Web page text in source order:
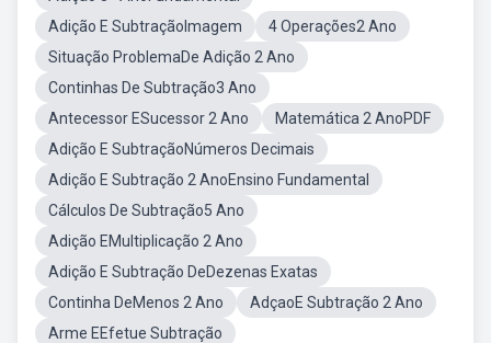
Adição E SubtraçãoImagem
4 Operações2 Ano
Situação ProblemaDe Adição 2 Ano
Continhas De Subtração3 Ano
Antecessor ESucessor 2 Ano
Matemática 2 AnoPDF
Adição E SubtraçãoNúmeros Decimais
Adição E Subtração 2 AnoEnsino Fundamental
Cálculos De Subtração5 Ano
Adição EMultiplicação 2 Ano
Adição E Subtração DeDezenas Exatas
Continha DeMenos 2 Ano
AdçaoE Subtração 2 Ano
Arme EEfetue Subtração